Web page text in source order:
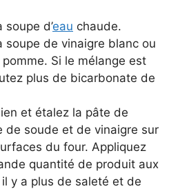
soupe d’eau chaude.
soupe de vinaigre blanc ou
Si le mélange est
plus de bicarbonate de
et étalez la pâte de
de soude et de vinaigre sur
du four. Appliquez
quantité de produit aux
y a plus de saleté et de